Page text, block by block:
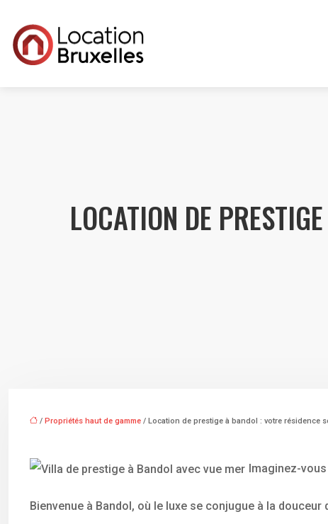
LOCATION DE
/ Propriétés haut de gamme / Location de prestige à bandol : votre résidence
Imaginez-
Bienvenue à Bandol, où le luxe se conjugue à la douceur